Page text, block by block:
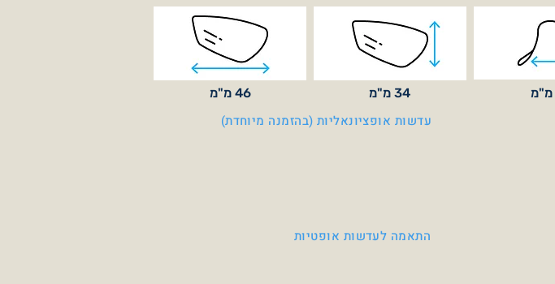
46 מ"מ 34 מ"מ
עדשות אופציונאליות (בהזמנה מיוחדת)
התאמה לעדשות אופטיות